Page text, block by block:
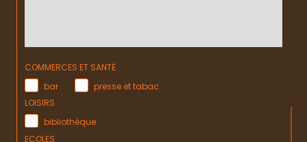
COMMERCES ET SANTÉ
bar
presse et tabac
LOISIRS
bibliothèque
ECOLES